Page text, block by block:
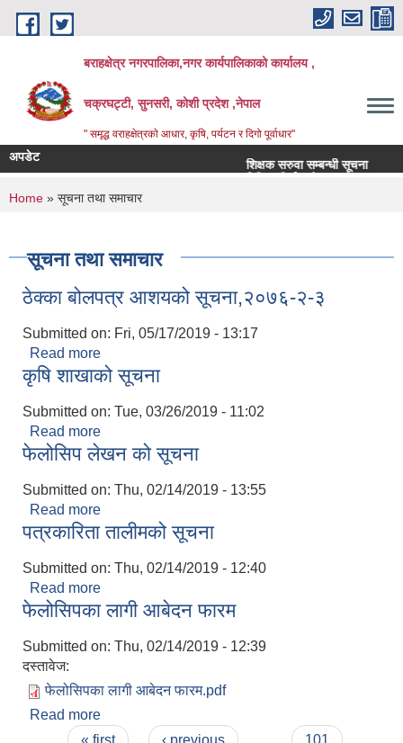
Skip to main content
बराहक्षेत्र नगरपालिका,नगर कार्यपालिकाको कार्यालय ,
चक्रघट्टी, सुनसरी, कोशी प्रदेश ,नेपाल
" समृद्ध वराहक्षेत्रकाे आधार, कृषि, पर्यटन र दिगो पूर्वाधार"
अपडेट
शिक्षक सरुवा सम्बन्धी सूचना
You are here
Home » सूचना तथा समाचार
सूचना तथा समाचार
ठेक्का बोलपत्र आशयको सूचना,२०७६-२-३
Submitted on: Fri, 05/17/2019 - 13:17
Read more
कृषि शाखाको सूचना
Submitted on: Tue, 03/26/2019 - 11:02
Read more
फेलोसिप लेखन को सूचना
Submitted on: Thu, 02/14/2019 - 13:55
Read more
पत्रकारिता तालीमको सूचना
Submitted on: Thu, 02/14/2019 - 12:40
Read more
फेलोसिपका लागी आबेदन फारम
Submitted on: Thu, 02/14/2019 - 12:39
दस्तावेज:
फेलोसिपका लागी आबेदन फारम.pdf
Read more